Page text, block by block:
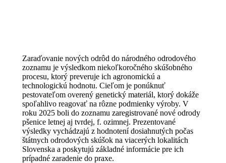
Zaraďovanie nových odrôd do národného odrodového
zoznamu je výsledkom niekoľkoročného skúšobného
procesu, ktorý preveruje ich agronomickú a
technologickú hodnotu. Cieľom je ponúknuť
pestovateľom overený genetický materiál, ktorý dokáže
spoľahlivo reagovať na rôzne podmienky výroby. V
roku 2025 boli do zoznamu zaregistrované nové odrody
pšenice letnej aj tvrdej, f. ozimnej. Prezentované
výsledky vychádzajú z hodnotení dosiahnutých počas
štátnych odrodových skúšok na viacerých lokalitách
Slovenska a poskytujú základné informácie pre ich
prípadné zaradenie do praxe.